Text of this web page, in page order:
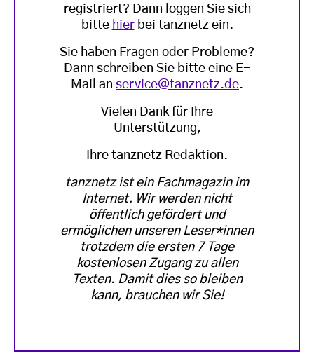
registriert? Dann loggen Sie sich
bitte hierbei tanznetz ein.
Sie haben Fragen oder Probleme?
Dann schreiben Sie bitte eine E-
Mail an service@tanznetz.de.
Vielen Dank für Ihre
Unterstützung,
Ihre tanznetz Redaktion.
tanznetz ist ein Fachmagazin im
Internet. Wir werden nicht
öffentlich gefördert und
ermöglichen unseren Leser*innen
trotzdem die ersten 7 Tage
kostenlosen Zugang zu allen
Texten. Damit dies so bleiben
kann, brauchen wir Sie!